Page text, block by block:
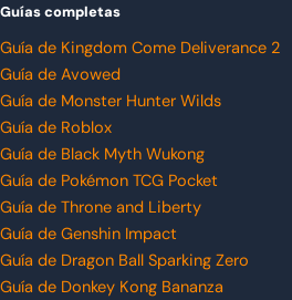
Guías completas
Guía de Kingdom Come Deliverance 2
Guía de Avowed
Guía de Monster Hunter Wilds
Guía de Roblox
Guía de Black Myth Wukong
Guía de Pokémon TCG Pocket
Guía de Throne and Liberty
Guía de Genshin Impact
Guía de Dragon Ball Sparking Zero
Guía de Donkey Kong Bananza